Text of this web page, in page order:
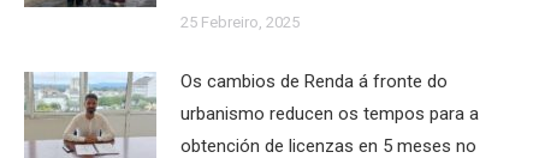
25 Febreiro, 2025
Os cambios de Renda á fronte do
urbanismo reducen os tempos para a
obtención de licenzas en 5 meses no